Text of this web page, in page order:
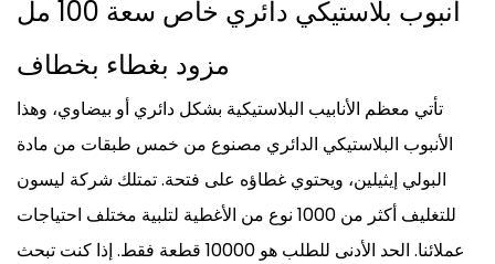
أنبوب بلاستيكي دائري خاص سعة 100 مل
مزود بغطاء بخطاف
تأتي معظم الأنابيب البلاستيكية بشكل دائري أو بيضاوي، وهذا
الأنبوب البلاستيكي الدائري مصنوع من خمس طبقات من مادة
البولي إيثيلين، ويحتوي غطاؤه على فتحة. تمتلك شركة ليسون
للتغليف أكثر من 1000 نوع من الأغطية لتلبية مختلف احتياجات
عملائنا. الحد الأدنى للطلب هو 10000 قطعة فقط. إذا كنت تبحث